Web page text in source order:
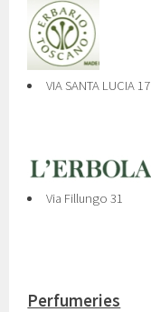
VIA SANTA LUCIA 17
Via Fillungo 31
Perfumeries